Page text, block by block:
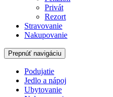
Privát
Rezort
Stravovanie
Nakupovanie
Prepnúť navigáciu
Podujatie
Jedlo a nápoj
Ubytovanie